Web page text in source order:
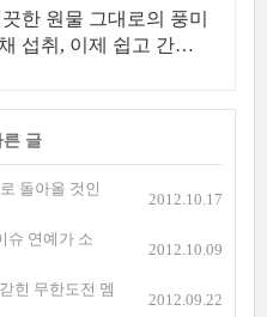
한 원물 그대로의 풍미
섭취, 이제 쉽고 간편
른 글
돌아올 것인
2012.10.17
슈 연예가 소
2012.10.09
힌 무한도전 멤
2012.09.22